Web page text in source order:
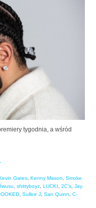
tygodnia, a wśród
Gates Kenny Mason
Smoke
shittyboyz LUCKI 2C's Jay
Sullee J San Quinn
C-